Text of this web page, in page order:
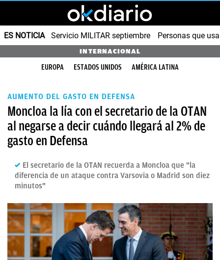
ES NOTICIA Servicio MILITAR septiembre Personas que
INTERNACIONAL
EUROPA ESTADOS UNIDOS AMÉRICA LATINA
AUMENTO DEL GASTO EN DEFENSA
Moncloa la lía con el secretario de la OTAN
al negarse a decir cuándo llegará al 2% de
gasto en Defensa
El secretario de la OTAN recuerda a Moncloa que "la
diferencia de un ataque contra Varsovia o Madrid son diez
minutos"